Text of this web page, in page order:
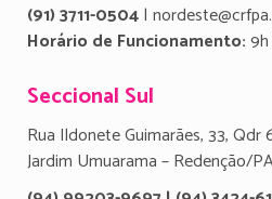
(91) 3711-0504|
Horário de Funcionamento:
Seccional Sul
Rua Ildonete Guimarães, 33, Qdr
Jardim Umuarama – Redenção/